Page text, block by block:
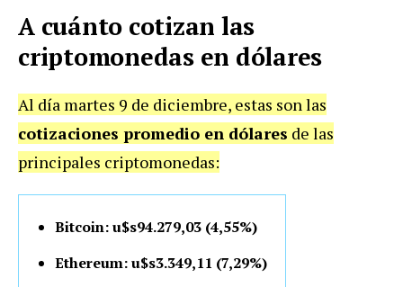
A cuánto cotizan las
criptomonedas en dólares
Al día martes 9 de diciembre, estas son las
cotizaciones promedio en dólares de las
principales criptomonedas:
Bitcoin: u$s94.279,03 (4,55%)
Ethereum: u$s3.349,11 (7,29%)